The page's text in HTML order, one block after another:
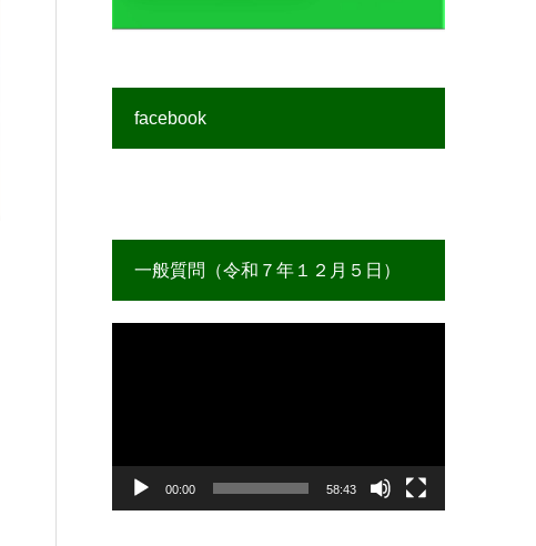
facebook
一般質問（令和７年１２月５日）
00:00 58:43